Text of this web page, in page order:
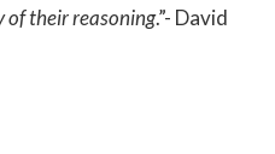
of their reasoning.”- David